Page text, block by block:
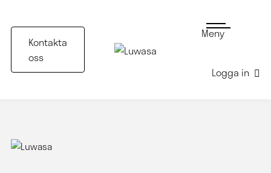
Kontakta
oss
Meny
Logga in